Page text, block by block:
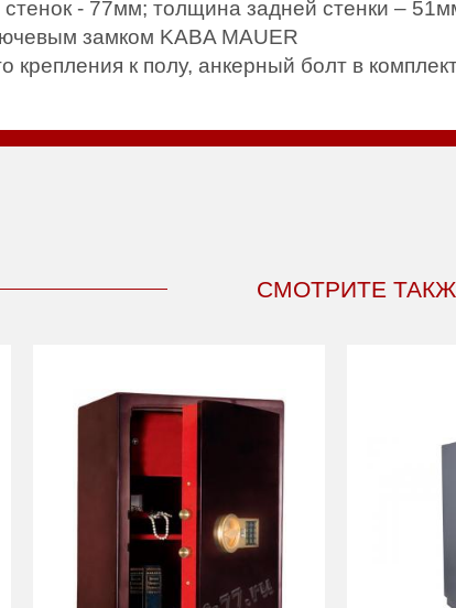
- 77мм; толщина задней стенки –
замком KABA MAUER
крепления к полу, анкерный болт в
СМОТРИТЕ